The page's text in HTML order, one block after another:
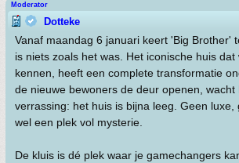
Moderator
Dotteke
Vanaf maandag 6 januari keert 'Big Brother'
is niets zoals het was. Het iconische huis dat
kennen, heeft een complete transformatie
de nieuwe bewoners de deur openen, wacht
verrassing: het huis is bijna leeg. Geen
wel een plek vol mysterie.
De kluis is dé plek waar je gamechangers